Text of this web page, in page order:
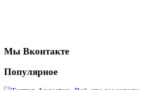
Мы Вконтакте
Популярное